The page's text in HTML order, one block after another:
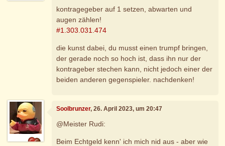
kontragegeber auf 1 setzen, abwarten und
augen zählen!
#1.303.031.474
die kunst dabei, du musst einen trumpf bringen,
der gerade noch so hoch ist, dass ihn nur der
kontrageber stechen kann, nicht jedoch einer der
beiden anderen gegenspieler. nachdenken!
Soolbrunzer, 26. April 2023, um 20:47
@Meister Rudi:
Beim Echtgeld kenn' ich mich nid aus - aber wie